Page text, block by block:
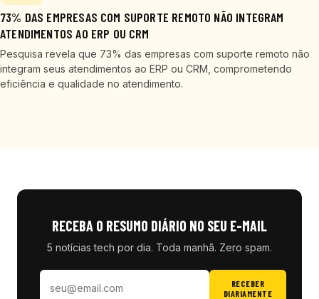
73% DAS EMPRESAS COM SUPORTE REMOTO NÃO INTEGRAM
ATENDIMENTOS AO ERP OU CRM
Pesquisa revela que 73% das empresas com suporte remoto não
integram seus atendimentos ao ERP ou CRM, comprometendo
eficiência e qualidade no atendimento.
RECEBA O RESUMO DIÁRIO NO SEU E-MAIL
5 notícias tech por dia. Toda manhã. Zero spam.
RECEBER
DIARIAMENTE